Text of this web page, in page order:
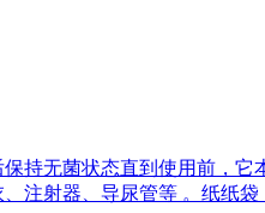
持无菌状态‌直到使用前，
注射器、导尿管等 。‌纸纸